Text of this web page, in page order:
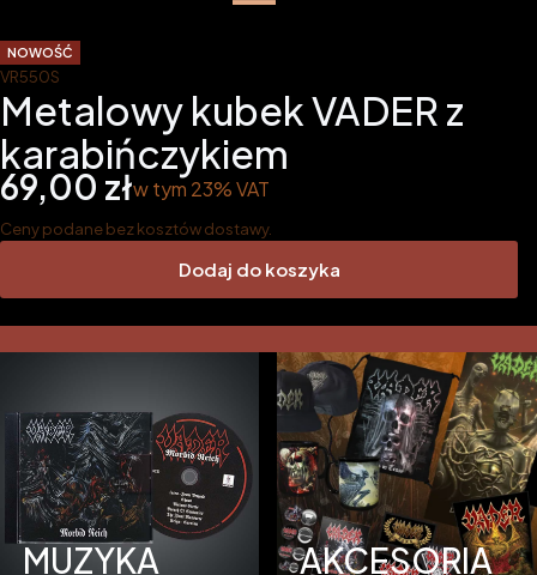
VR550S
NOWOŚĆ
Metalowy kubek VADER z
karabińczykiem
Cena
69,00 złw tym 23% VAT
w tym 23%VAT
Ceny podane bez kosztów dostawy.
Dodaj do koszyka
MUZYKA AKCESORIA